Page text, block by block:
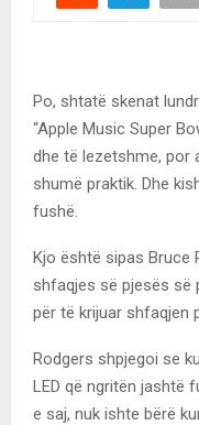
Po, shtatë skenat
“Apple Music Super
dhe të lezetshme, por
shumë praktik. Dhe
fushë.
Kjo është sipas Bruce
shfaqjes së pjesës së
për të krijuar shfaqjen
Rodgers shpjegoi se
LED që ngritën jashtë
e saj, nuk ishte bërë